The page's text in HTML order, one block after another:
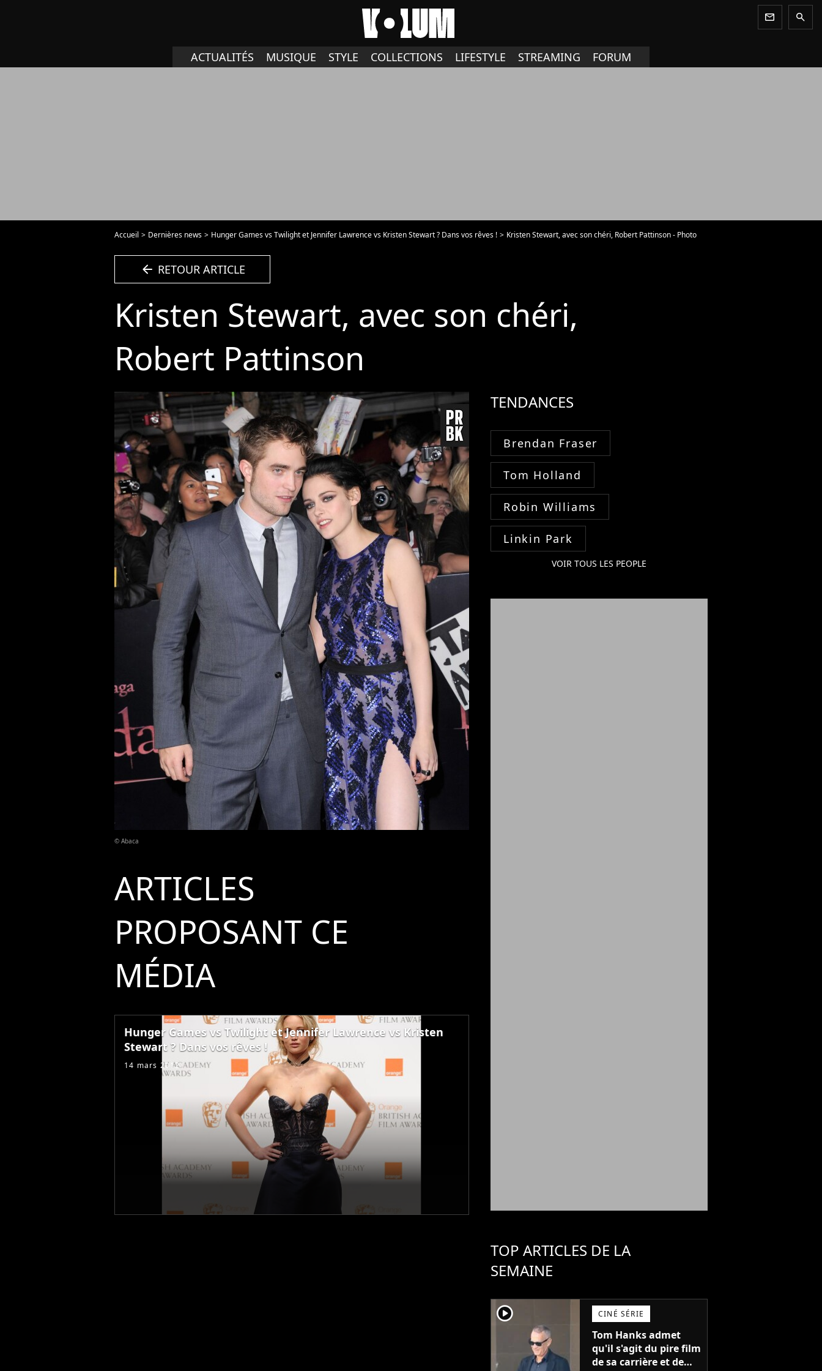
newsletter search
ACTUALITÉS MUSIQUE STYLE COLLECTIONS LIFESTYLE STREAMING FORUM
Accueil Dernières news Hunger Games vs Twilight et Jennifer Lawrence vs Kristen Stewart ? Dans vos rêves ! Kristen Stewart, avec son chéri, Robert Pattinson - Photo
arrow_left RETOUR ARTICLE
Kristen Stewart, avec son chéri,
Robert Pattinson
© Abaca
ARTICLES
PROPOSANT CE
MÉDIA
Hunger Games vs Twilight et Jennifer Lawrence vs Kristen
Stewart ? Dans vos rêves !
14 mars 2012
TENDANCES
Brendan Fraser
Tom Holland
Robin Williams
Linkin Park
VOIR TOUS LES PEOPLE
TOP ARTICLES DE LA
SEMAINE
player2 CINÉ SÉRIE
Tom Hanks admet
qu'il s'agit du pire film
de sa carrière et de